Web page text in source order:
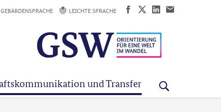
und Transfer
GEBÄRDENSPRACHE LEICHTE SPRACHE